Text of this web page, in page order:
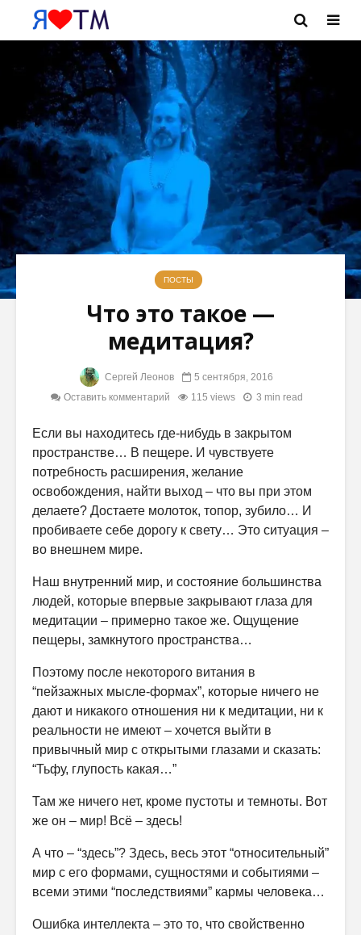
ПОСТЫ
Что это такое —
медитация?
Сергей Леонов
5 сентября, 2016
Оставить комментарий
115 views 3 min read
Если вы находитесь где-нибудь в закрытом
пространстве… В пещере. И чувствуете
потребность расширения, желание
освобождения, найти выход – что вы при этом
делаете? Достаете молоток, топор, зубило… И
пробиваете себе дорогу к свету… Это ситуация –
во внешнем мире.
Наш внутренний мир, и состояние большинства
людей, которые впервые закрывают глаза для
медитации – примерно такое же. Ощущение
пещеры, замкнутого пространства…
Поэтому после некоторого витания в
“пейзажных мысле-формах”, которые ничего не
дают и никакого отношения ни к медитации, ни к
реальности не имеют – хочется выйти в
привычный мир с открытыми глазами и сказать:
“Тьфу, глупость какая…”
Там же ничего нет, кроме пустоты и темноты. Вот
же он – мир! Всё – здесь!
А что – “здесь”? Здесь, весь этот “относительный”
мир с его формами, сущностями и событиями –
всеми этими “последствиями” кармы человека…
Ошибка интеллекта – это то, что свойственно